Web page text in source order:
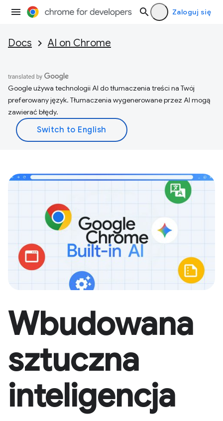
Zaloguj się
Docs AI on Chrome
Google używa technologii AI do tłumaczenia treści na Twój
preferowany język. Tłumaczenia wygenerowane przez AI mogą
zawierać błędy.
Wbudowana
sztuczna
inteligencja